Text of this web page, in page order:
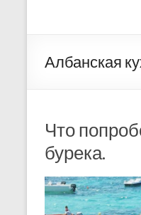
Албанская
Что
бурека.